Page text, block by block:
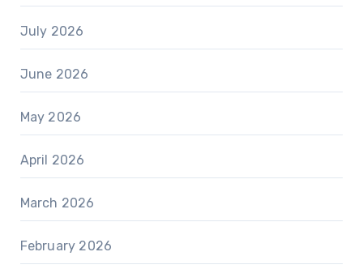
July 2026
June 2026
May 2026
April 2026
March 2026
February 2026